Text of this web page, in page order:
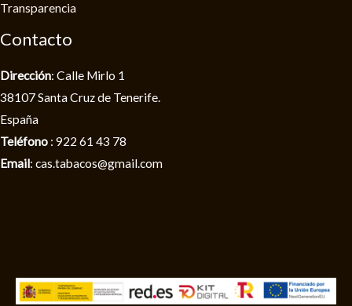
Transparencia
Contacto
Dirección: Calle Mirlo 1
38107 Santa Cruz de Tenerife.
España
Teléfono : 922 61 43 78
Email: cas.tabacos@gmail.com